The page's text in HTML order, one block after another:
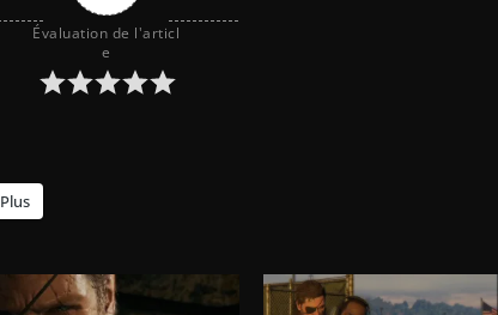
Évaluation de l'articl
e
Plus